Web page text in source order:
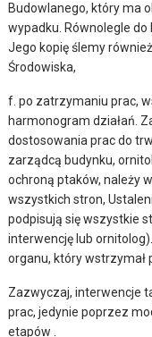
Budowlanego, który ma
wypadku. Równolegle do
Jego kopię ślemy
Środowiska,
f. po zatrzymaniu prac,
harmonogram działań.
dostosowania prac do
zarządcą budynku,
ochroną ptaków, należy
wszystkich stron,
podpisują się wszystkie
interwencję lub
organu, który wstrzymał
Zazwyczaj, interwencje
prac, jedynie poprzez
etapów .